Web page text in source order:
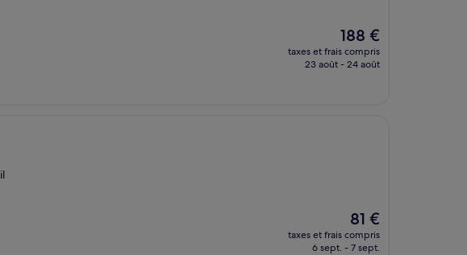
Le
nouveau
prix
188 €
taxes et frais compris
23 août - 24 août
Le
nouveau
prix
81 €
taxes et frais compris
6 sept. - 7 sept.